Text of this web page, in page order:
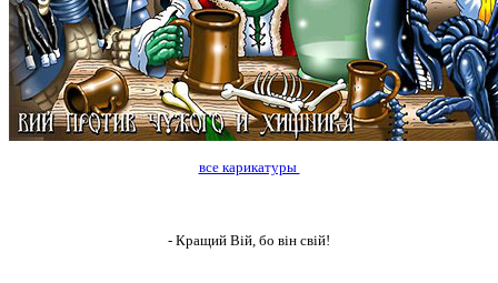
все карикатуры
- Кращий Вій, бо він свій!